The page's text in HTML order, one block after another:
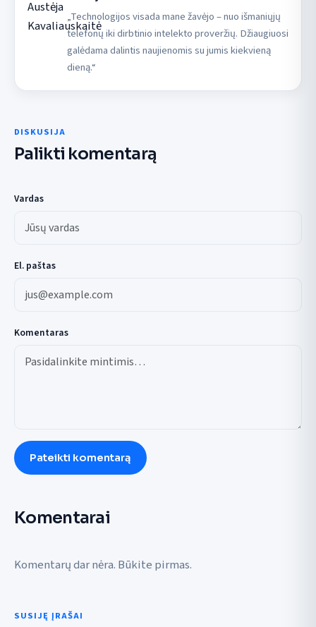
„Technologijos visada mane žavėjo – nuo išmaniųjų
telefonų iki dirbtinio intelekto proveržių. Džiaugiuosi
galėdama dalintis naujienomis su jumis kiekvieną
dieną.“
DISKUSIJA
Palikti komentarą
Vardas
El. paštas
Komentaras
Pateikti komentarą
Komentarai
Komentarų dar nėra. Būkite pirmas.
SUSIJĘ ĮRAŠAI